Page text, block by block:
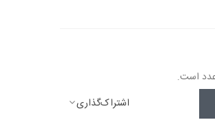
اشتراک‌گذاری